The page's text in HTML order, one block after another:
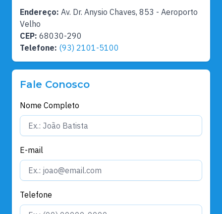
Endereço: Av. Dr. Anysio Chaves, 853 - Aeroporto
Velho
CEP: 68030-290
Telefone: (93) 2101-5100
Fale Conosco
Nome Completo
E-mail
Telefone